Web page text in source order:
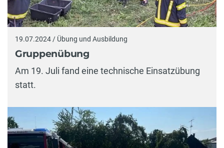
19.07.2024 / Übung und Ausbildung
Gruppenübung
Am 19. Juli fand eine technische Einsatzübung
statt.